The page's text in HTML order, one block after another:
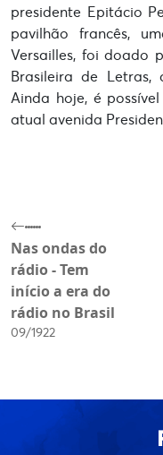
presidente Epitácio
pavilhão francês,
Versailles, foi doado
Brasileira de Letras,
Ainda hoje, é
atual avenida
Nas ondas do
rádio - Tem
início a era do
rádio no Brasil
09/1922